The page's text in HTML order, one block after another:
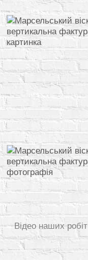
Відео наших робіт